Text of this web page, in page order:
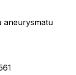
aneurysmatu